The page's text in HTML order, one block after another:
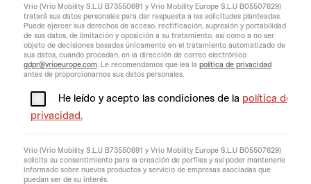
Vrio (Vrio Mobility S.L.U B73550691 y Vrio Mobility Europe S.L.U B05507629)
tratará sus datos personales para dar respuesta a las solicitudes planteadas.
Puede ejercer sus derechos de acceso, rectificación, supresión y portabilidad
de sus datos, de limitación y oposición a su tratamiento, así como a no ser
objeto de decisiones basadas únicamente en el tratamiento automatizado de
sus datos, cuando procedan, en la dirección de correo electrónico
gdpr@vrioeurope.com . Le recomendamos que lea la política de privacidad
antes de proporcionarnos sus datos personales.
He leído y acepto las condiciones de la política de
privacidad.
Vrio (Vrio Mobility S.L.U B73550691 y Vrio Mobility Europe S.L.U B05507629)
solicita su consentimiento para la creación de perfiles y así poder mantenerle
informado sobre nuevos productos y servicio de empresas asociadas que
puedan ser de su interés.